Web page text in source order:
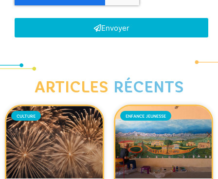
Envoyer
ARTICLES RÉCENTS
CULTURE ENFANCE JEUNESSE